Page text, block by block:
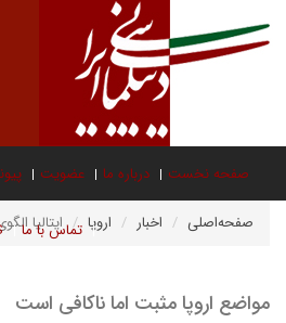
صفحه نخست درباره ما عضویت
تماس با ما صفحه‌اصلی اخبار اروپا ایتالیا
مواضع اروپا مثبت اما ناکافی است